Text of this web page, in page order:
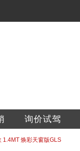
询价试驾
1.4MT 焕彩天窗版GLS